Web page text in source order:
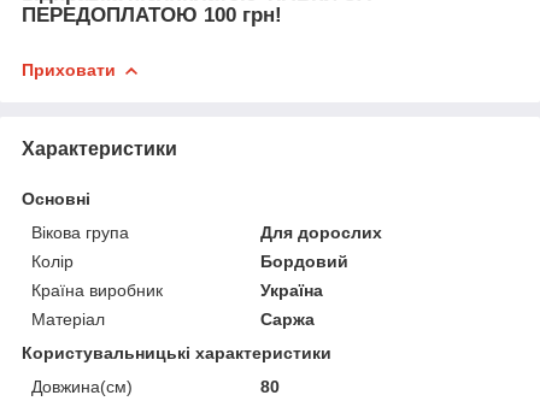
ПЕРЕДОПЛАТОЮ 100 грн!
Приховати
Характеристики
Основні
Вікова група
Для дорослих
Колір
Бордовий
Країна виробник
Україна
Матеріал
Саржа
Користувальницькі характеристики
Довжина(см)
80